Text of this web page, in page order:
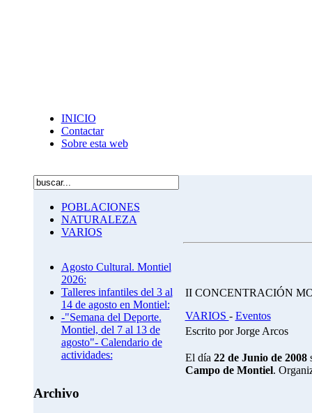
INICIO
Contactar
Sobre esta web
POBLACIONES
NATURALEZA
VARIOS
Agosto Cultural. Montiel
2026:
Talleres infantiles del 3 al
14 de agosto en Montiel:
-"Semana del Deporte.
Montiel, del 7 al 13 de
agosto"- Calendario de
actividades:
Archivo
II CONCENTRACIÓN
VARIOS - Eventos
Escrito por Jorge Arcos
El día 22 de Junio de 2008
Campo de Montiel.